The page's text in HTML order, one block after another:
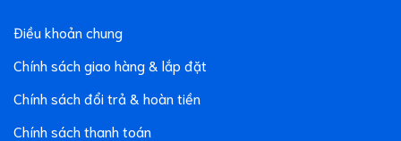
Điều khoản chung
Chính sách giao hàng & lắp đặt
Chính sách đổi trả & hoàn tiền
Chính sách thanh toán